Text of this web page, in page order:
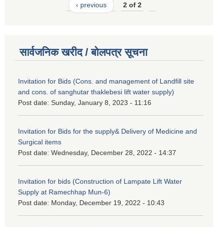
‹ previous 2 of 2
सार्वजनिक खरीद / बोलपत्र सूचना
Invitation for Bids (Cons. and management of Landfill site
and cons. of sanghutar thaklebesi lift water supply)
Post date: Sunday, January 8, 2023 - 11:16
Invitation for Bids for the supply& Delivery of Medicine and
Surgical items
Post date: Wednesday, December 28, 2022 - 14:37
Invitation for bids (Construction of Lampate Lift Water
Supply at Ramechhap Mun-6)
Post date: Monday, December 19, 2022 - 10:43